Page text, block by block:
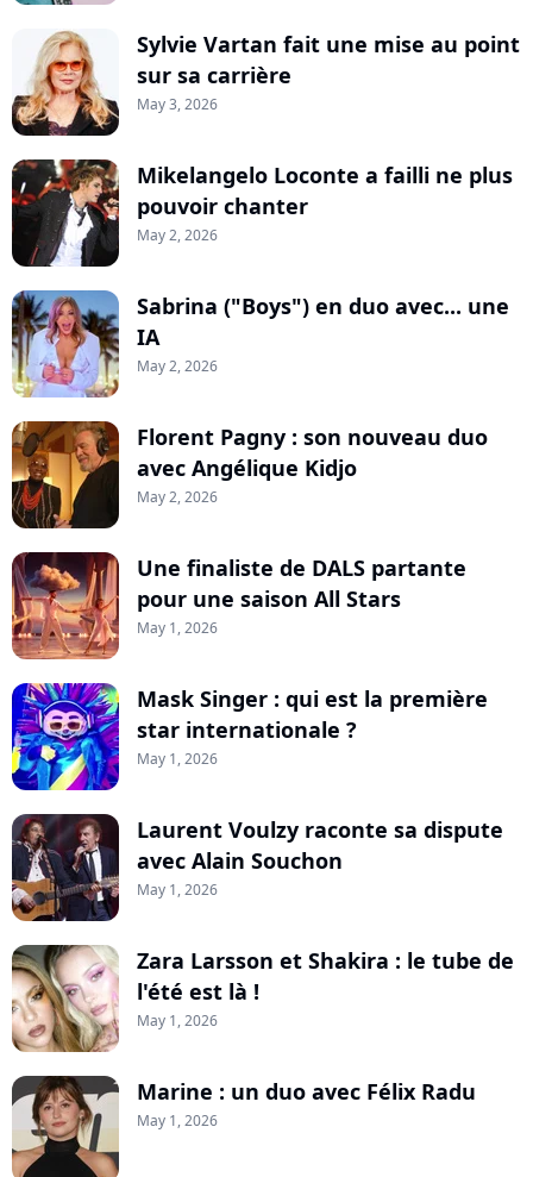
Sylvie Vartan fait une mise au point
sur sa carrière
May 3, 2026
Mikelangelo Loconte a failli ne plus
pouvoir chanter
May 2, 2026
Sabrina ("Boys") en duo avec... une
IA
May 2, 2026
Florent Pagny : son nouveau duo
avec Angélique Kidjo
May 2, 2026
Une finaliste de DALS partante
pour une saison All Stars
May 1, 2026
Mask Singer : qui est la première
star internationale ?
May 1, 2026
Laurent Voulzy raconte sa dispute
avec Alain Souchon
May 1, 2026
Zara Larsson et Shakira : le tube de
l'été est là !
May 1, 2026
Marine : un duo avec Félix Radu
May 1, 2026